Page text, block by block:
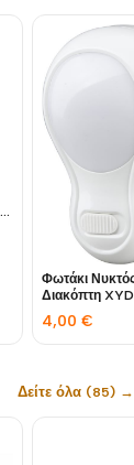
Φωτάκι
Διακόπτη
4,00€
Δείτε όλα (85) →